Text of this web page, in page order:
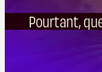
Pourtant,